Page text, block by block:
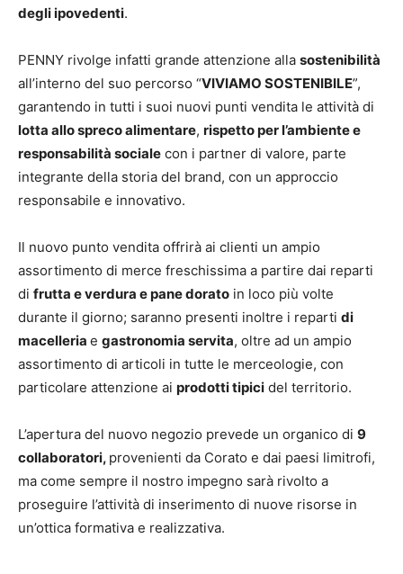
degli ipovedenti.
PENNY rivolge infatti grande attenzione alla sostenibilità
all’interno del suo percorso “VIVIAMO SOSTENIBILE”,
garantendo in tutti i suoi nuovi punti vendita le attività di
lotta allo spreco alimentare, rispetto per l’ambiente e
responsabilità sociale con i partner di valore, parte
integrante della storia del brand, con un approccio
responsabile e innovativo.
Il nuovo punto vendita offrirà ai clienti un ampio
assortimento di merce freschissima a partire dai reparti
di frutta e verdura e pane dorato in loco più volte
durante il giorno; saranno presenti inoltre i reparti di
macelleria e gastronomia servita, oltre ad un ampio
assortimento di articoli in tutte le merceologie, con
particolare attenzione ai prodotti tipici del territorio.
L’apertura del nuovo negozio prevede un organico di 9
collaboratori, provenienti da Corato e dai paesi limitrofi,
ma come sempre il nostro impegno sarà rivolto a
proseguire l’attività di inserimento di nuove risorse in
un’ottica formativa e realizzativa.